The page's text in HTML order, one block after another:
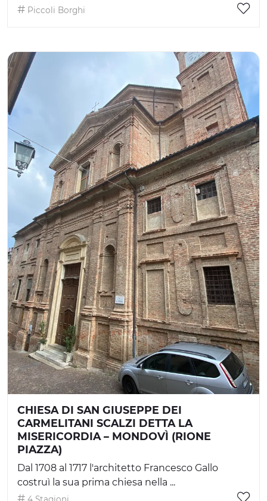
Piccoli Borghi
CHIESA DI SAN GIUSEPPE DEI
CARMELITANI SCALZI DETTA LA
MISERICORDIA – MONDOVÌ (RIONE
PIAZZA)
Dal 1708 al 1717 l'architetto Francesco Gallo
costruì la sua prima chiesa nella ...